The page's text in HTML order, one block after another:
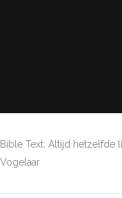
Bible Text: Altijd hetzelfde
Vogelaar